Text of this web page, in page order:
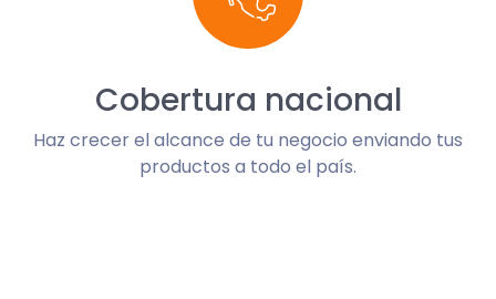
Cobertura nacional
Haz crecer el alcance de tu negocio enviando tus
productos a todo el país.